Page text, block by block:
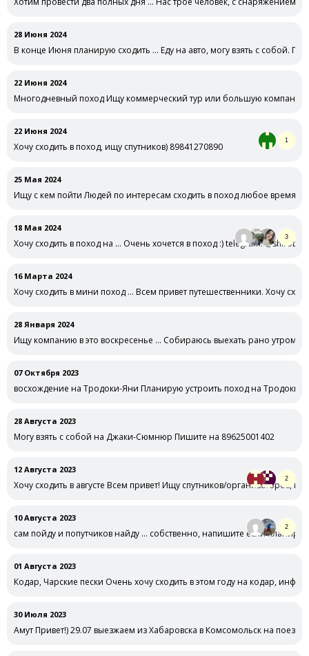
28 Июня 2024
В конце Июня планирую сходить … Еду на авто, могу взять с собой.
22 Июня 2024
Многодневный поход Ищу коммерческий тур или большую компанию
22 Июня 2024
Хочу сходить в поход, ищу спутников) 89841270890
1
25 Мая 2024
Ищу с кем пойти Людей по интересам сходить в поход любое время
18 Мая 2024
Хочу сходить в поход на … Очень хочется в поход :) telegram:
3
16 Марта 2024
Хочу сходить в мини поход … Всем привет путешественники. Хочу
28 Января 2024
Ищу компанию в это воскресенье … Собираюсь выехать рано утром в
07 Октября 2023
восхождение на Тродоки-Яни Планирую устроить поход на Тродоки
28 Августа 2023
Могу взять с собой на Джаки-Сюмнюр Пишите на 89625001402
12 Августа 2023
Хочу сходить в августе Всем привет! Ищу спутников/организаторов,
2
10 Августа 2023
сам пойду и попутчиков найду … собственно, напишите если
2
01 Августа 2023
Кодар, Чарские пески Очень хочу сходить в этом году на кодар,
30 Июля 2023
Амут Привет!) 29.07 выезжаем из Хабаровска в Комсомольск на